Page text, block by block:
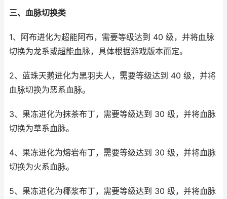
三、血脉切换类
1、阿布进化为超能阿布，需要等级达到 40 级，并将血脉
切换为龙系或超能血脉，具体根据游戏版本而定。
2、蓝珠天鹅进化为黑羽夫人，需要等级达到 40 级，并将
血脉切换为恶系血脉。
3、果冻进化为抹茶布丁，需要等级达到 30 级，并将血脉
切换为草系血脉。
4、果冻进化为熔岩布丁，需要等级达到 30 级，并将血脉
切换为火系血脉。
5、果冻进化为椰浆布丁，需要等级达到 30 级，并将血脉